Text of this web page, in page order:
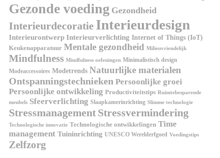
Gezonde voeding Gezondheid
Interieurdecoratie Interieurdesign
Interieurontwerp Interieurverlichting Internet of Things (IoT)
Keukenapparatuur Mentale gezondheid Milieuvriendelijk
Mindfulness Mindfulness oefeningen Minimalistisch design
Modeaccessoires Modetrends Natuurlijke materialen
Ontspanningstechnieken Persoonlijke groei
Persoonlijke ontwikkeling Productiviteitstips Ruimtebesparende
meubels Sfeerverlichting Slaapkamerinrichting Slimme technologie
Stressmanagement Stressvermindering
Technologische innovatie Technologische ontwikkelingen Time
management Tuininrichting UNESCO Werelderfgoed Voedingstips
Zelfzorg